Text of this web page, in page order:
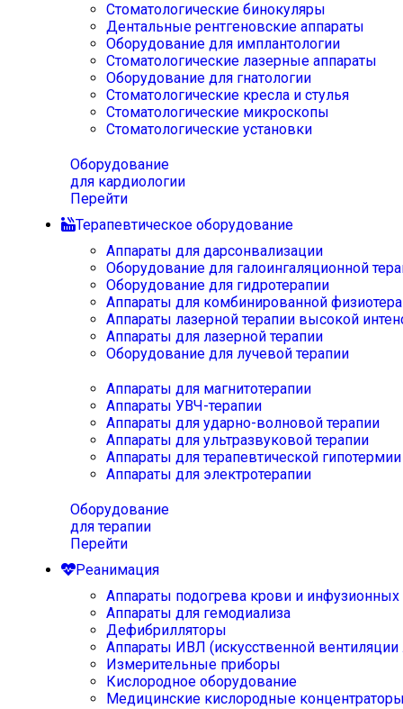
Стоматологические бинокуляры
Дентальные рентгеновские аппараты
Оборудование для имплантологии
Стоматологические лазерные аппараты
Оборудование для гнатологии
Стоматологические кресла и стулья
Стоматологические микроскопы
Стоматологические установки
Оборудование
для кардиологии
Перейти
Терапевтическое оборудование
Аппараты для дарсонвализации
Оборудование для галоингаляционной
Оборудование для гидротерапии
Аппараты для комбинированной
Аппараты лазерной терапии высокой
Аппараты для лазерной терапии
Оборудование для лучевой терапии
Аппараты для магнитотерапии
Аппараты УВЧ-терапии
Аппараты для ударно-волновой терапии
Аппараты для ультразвуковой терапии
Аппараты для терапевтической
Аппараты для электротерапии
Оборудование
для терапии
Перейти
Реанимация
Аппараты подогрева крови и инфузионных
Аппараты для гемодиализа
Дефибрилляторы
Аппараты ИВЛ (искусственной вентиляции
Измерительные приборы
Кислородное оборудование
Медицинские кислородные